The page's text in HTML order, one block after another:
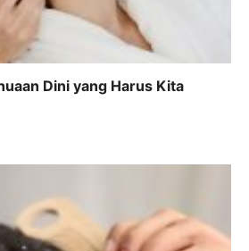
Dini yang Harus Kita